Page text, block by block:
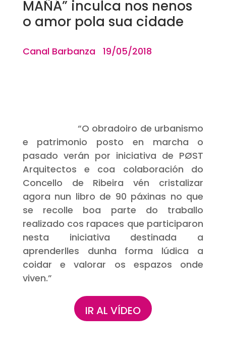
MAÑÁ” inculca nos nenos
o amor pola sua cidade
Canal Barbanza 19/05/2018
“O obradoiro de urbanismo
e patrimonio posto en marcha o
pasado verán por iniciativa de PØST
Arquitectos e coa colaboración do
Concello de Ribeira vén cristalizar
agora nun libro de 90 páxinas no que
se recolle boa parte do traballo
realizado cos rapaces que participaron
nesta iniciativa destinada a
aprenderlles dunha forma lúdica a
coidar e valorar os espazos onde
viven.”
IR AL VÍDEO